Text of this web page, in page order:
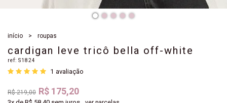
início roupas
cardigan leve tricô bella off-white
ref: S1824
1 avaliação
R$ 219,00 R$ 175,20